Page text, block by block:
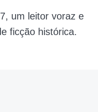
um leitor voraz e
ficção histórica.